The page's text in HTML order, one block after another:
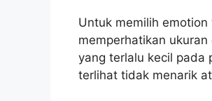
Untuk memilih
memperhatikan
yang terlalu kecil pada
terlihat tidak menarik